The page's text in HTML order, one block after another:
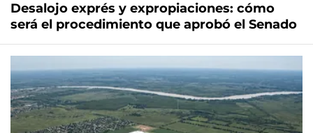
Desalojo exprés y expropiaciones: cómo
será el procedimiento que aprobó el Senado